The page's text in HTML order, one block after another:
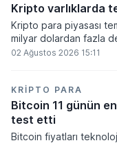
kalmaya devam ediyor.
Kripto varlıklarda
Kripto para piyasası
milyar dolardan fazla
bir toparlanma
2 trilyon 159 milyar 780
seviyesine ulaştı.
02 Ağustos 2026 15:11
KRIPTO PARA
Bitcoin 11 günün
test etti
Bitcoin fiyatları